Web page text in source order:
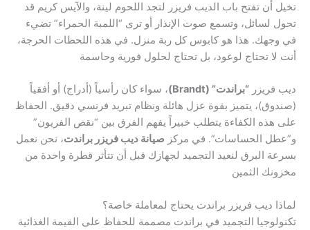
تخيل أن تفتح باب الديب فريزر لتجد اللحوم لينة، والآيس كريم قد
تحول لسائل، وتسمع صوت الإنذار أو ترى “اللمبة الحمراء” تضيء
في وجهك. هذا هو كابوس كل ربة منزل. في هذه اللحظات الحرجة،
أنت لا تحتاج لوعود، بل تحتاج لحلول فورية وحاسمة
ديب فريزر “براندت” (Brandt)
، سواء كان رأسياً (أدراج) أو أفقياً
(صندوق)، يتميز بقوة عزل هائلة ونظام تبريد فرنسي دقيق. الحفاظ
على هذه الكفاءة يتطلب خبيراً يفهم الفرق بين “نقص الفريون”
و”عطل الحساسات”. في مركز صيانة ديب فريزر براندت، نحن نعمل
بسرعة البرق لنعيد التجميد لجهازك قبل أن تتأثر قطرة واحدة من
مخزونك الثمين
لماذا ديب فريزر براندت يحتاج لمعاملة خاصة؟
تكنولوجيا التجميد في براندت مصممة للحفاظ على القيمة الغذائية